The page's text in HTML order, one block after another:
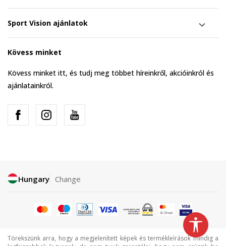
Sport Vision ajánlatok
Kövess minket
Kövess minket itt, és tudj meg többet híreinkről, akcióinkról és
ajánlatainkról.
Hungary Change
Törekszünk arra, hogy a megjelenített képek és termékleírások mindig a